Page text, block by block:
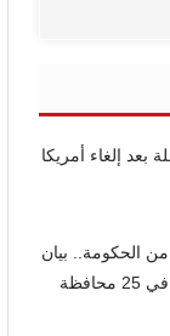
بعد إلغاء أمريكا
من الحكومة.. بيان